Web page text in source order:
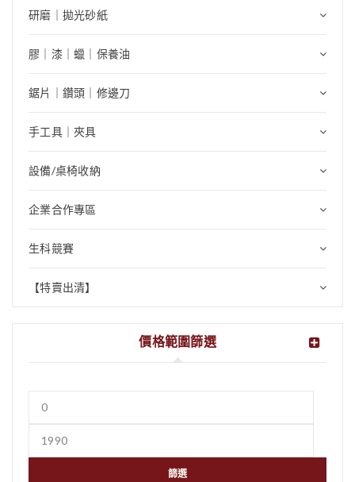
研磨｜拋光砂紙
膠｜漆｜蠟｜保養油
鋸片｜鑽頭｜修邊刀
手工具｜夾具
設備/桌椅收納
企業合作專區
生科競賽
【特賣出清】
價格範圍篩選
篩選